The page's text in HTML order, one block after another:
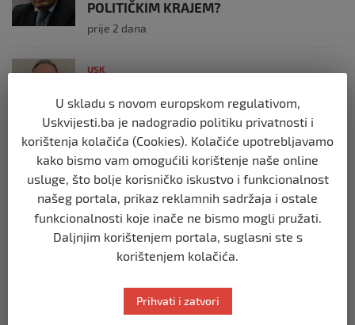
POLITIČKIM KRAJEM?
prije 2 dana
USK
SREBRENICI, VIŠEGRADU, BILJANIMA,
PRIJEDORU, KOZARCU?
prije 4 tjedna
USK
ČLANOVI GO SDA BIHAĆ PRISUSTVOVALI
OBILJEŽAVANJU 34. GODIŠNJICE ZLOČINA
U BILJANIMA
prije 4 tjedna
PLATE U JAVNOM SEKTORU, REGISTAR I
U skladu s novom europskom regulativom,
Uskvijesti.ba je nadogradio politiku privatnosti i
korištenja kolačića (Cookies). Kolačiće upotrebljavamo
kako bismo vam omogućili korištenje naše online
usluge, što bolje korisničko iskustvo i funkcionalnost
našeg portala, prikaz reklamnih sadržaja i ostale
funkcionalnosti koje inače ne bismo mogli pružati.
Daljnjim korištenjem portala, suglasni ste s
korištenjem kolačića.
Prihvati i zatvori